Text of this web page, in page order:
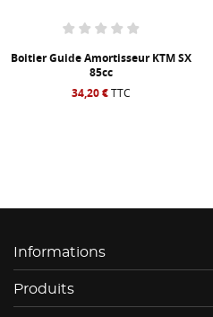
Guide Amortisseur KTM SX
34,20 €TTC
Kit
Informations
Produits